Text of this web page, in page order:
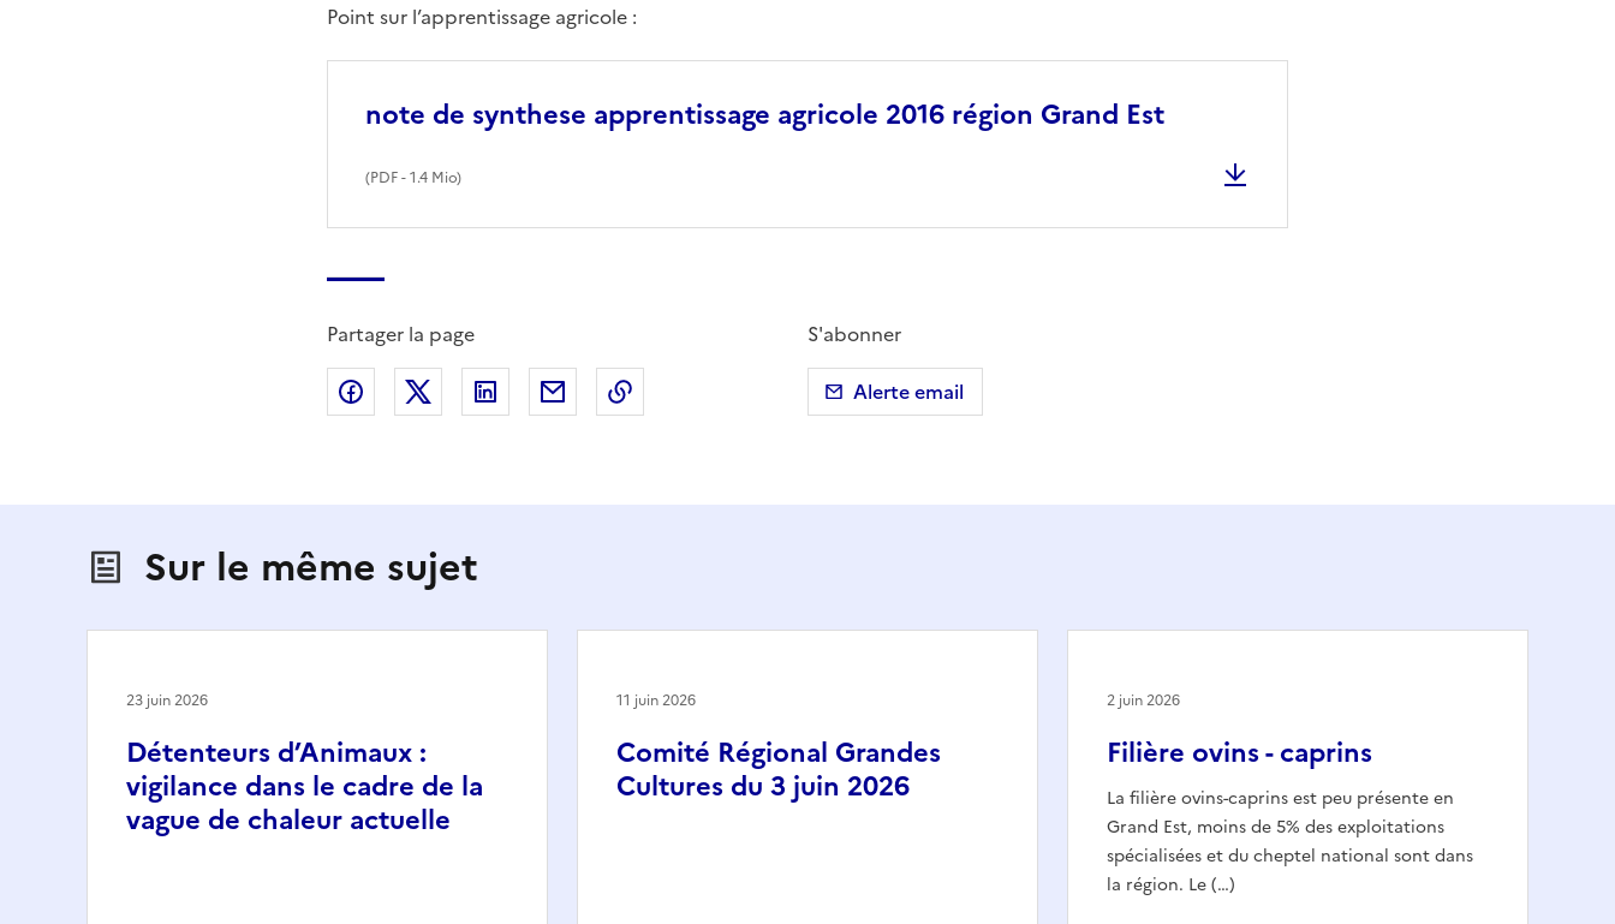
Point sur l’apprentissage agricole :
note de synthese apprentissage agricole 2016 région Grand Est
(PDF- 1.4 Mio)
Partager la page
Partager sur Facebook
Partager sur X (anciennement Twitter)
Partager sur LinkedIn
Partager par emailCopier dans le presse-papier
S'abonner
Alerte email
Sur le même sujet
Détenteurs d’Animaux :
vigilance dans le cadre de la
vague de chaleur actuelle
23 juin 2026
Comité Régional Grandes
Cultures du 3 juin 2026
11 juin 2026
Filière ovins - caprins
La filière ovins-caprins est peu présente en
Grand Est, moins de 5% des exploitations
spécialisées et du cheptel national sont dans
la région. Le (…)
2 juin 2026